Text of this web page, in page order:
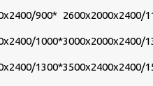
900* 2600х2000х2400/
1000*3000х2000х2400/
1300*3500х2400х2400/